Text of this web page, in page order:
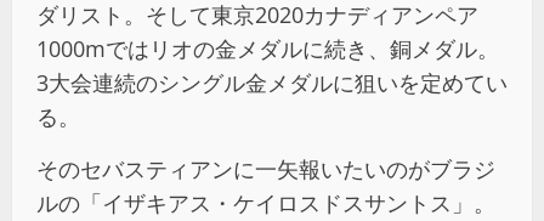
ダリスト。そして東京2020カナディアンペア
1000mではリオの金メダルに続き、銅メダル。
3大会連続のシングル金メダルに狙いを定めてい
る。
そのセバスティアンに一矢報いたいのがブラジ
ルの「イザキアス・ケイロスドスサントス」。